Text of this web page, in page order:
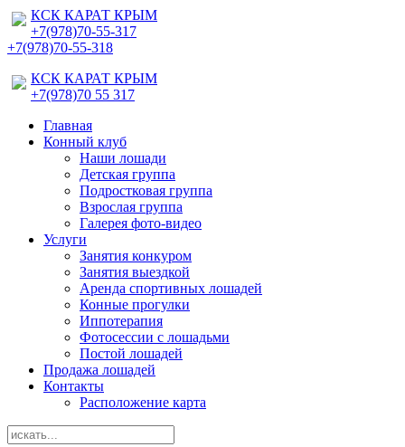
КСК КАРАТ КРЫМ
+7(978)70-55-317
+7(978)70-55-318
КСК КАРАТ КРЫМ
+7(978)70 55 317
Главная
Конный клуб
Наши лошади
Детская группа
Подростковая группа
Взрослая группа
Галерея фото-видео
Услуги
Занятия конкуром
Занятия выездкой
Аренда спортивных лошадей
Конные прогулки
Иппотерапия
Фотосессии с лошадьми
Постой лошадей
Продажа лошадей
Контакты
Расположение карта